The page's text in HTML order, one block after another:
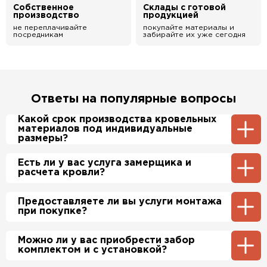
Собственное
производство
не переплачивайте
посредникам
Склады с готовой
продукцией
покупайте материалы и
забирайте их уже сегодня
Ответы на популярные вопросы
Какой срок производства кровельных
материалов под индивидуальные
размеры?
Примерный срок производства
металлочерепицы и профнастила 1-2 дня.
Производственные мощности позволяют нам
Есть ли у вас услуга замерщика и
расчета кровли?
Да, у нас в штате есть инженер-замерщик,
который по Вашей просьбе приедет на
этом стоимость расчета нашим специалистом
будет бесплатно.
Предоставляете ли вы услуги монтажа
при покупке?
Да, если это необходимо заказчику, мы можем
полностью смонтировать Вашу кровлю и
Можно ли у вас приобрести забор
комплектом и с установкой?